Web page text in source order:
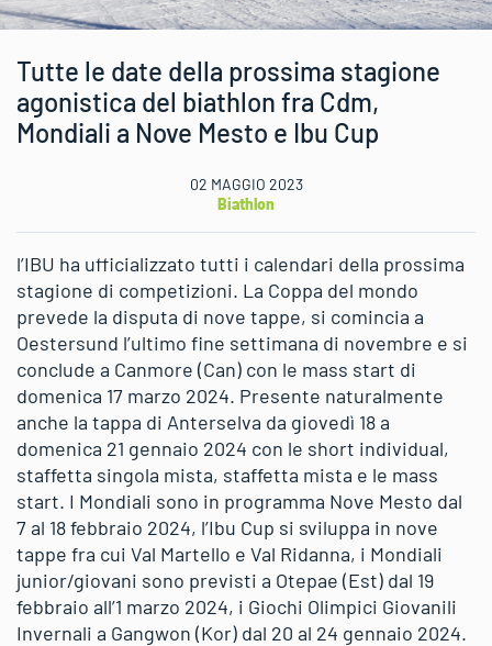
Tutte le date della prossima stagione
agonistica del biathlon fra Cdm,
Mondiali a Nove Mesto e Ibu Cup
02 MAGGIO 2023
Biathlon
l’IBU ha ufficializzato tutti i calendari della prossima
stagione di competizioni. La Coppa del mondo
prevede la disputa di nove tappe, si comincia a
Oestersund l’ultimo fine settimana di novembre e si
conclude a Canmore (Can) con le mass start di
domenica 17 marzo 2024. Presente naturalmente
anche la tappa di Anterselva da giovedì 18 a
domenica 21 gennaio 2024 con le short individual,
staffetta singola mista, staffetta mista e le mass
start. I Mondiali sono in programma Nove Mesto dal
7 al 18 febbraio 2024, l’Ibu Cup si sviluppa in nove
tappe fra cui Val Martello e Val Ridanna, i Mondiali
junior/giovani sono previsti a Otepae (Est) dal 19
febbraio all’1 marzo 2024, i Giochi Olimpici Giovanili
Invernali a Gangwon (Kor) dal 20 al 24 gennaio 2024.